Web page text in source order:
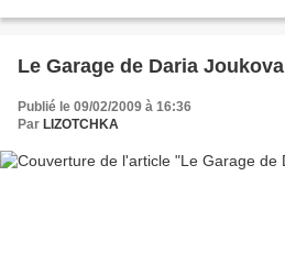
Le Garage de Daria Joukova
Publié le 09/02/2009 à 16:36
Par LIZOTCHKA